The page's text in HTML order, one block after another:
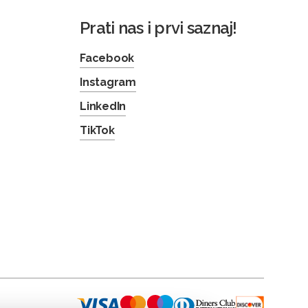
Prati nas i prvi saznaj!
Facebook
Instagram
LinkedIn
TikTok